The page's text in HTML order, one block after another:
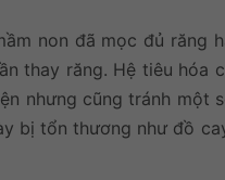
non đã mọc đủ răng
thay răng. Hệ tiêu hóa
nhưng cũng tránh một
bị tổn thương như đồ